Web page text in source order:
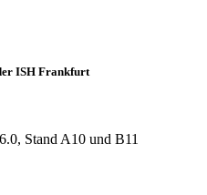
ISH Frankfurt
Stand A10 und B11